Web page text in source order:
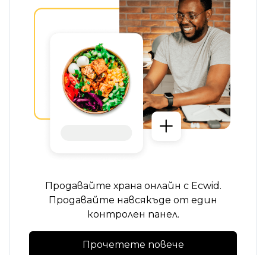
Продавайте храна онлайн с Ecwid.
Продавайте навсякъде от един
контролен панел.
Прочетете повече